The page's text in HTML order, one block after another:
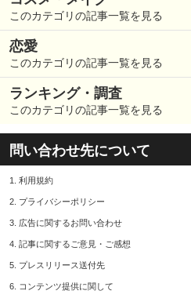
このカテゴリの記事一覧を見る
恋愛
このカテゴリの記事一覧を見る
ランキング・調査
このカテゴリの記事一覧を見る
問い合わせ先について
1. 利用規約
2. プライバシーポリシー
3. 広告に関するお問い合わせ
4. 記事に関するご意見・ご感想
5. プレスリリース送付先
6. コンテンツ提供に関して